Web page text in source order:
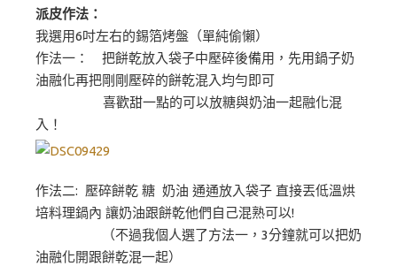
派皮作法：
我選用6吋左右的錫箔烤盤（單純偷懶）
作法一： 把餅乾放入袋子中壓碎後備用，先用鍋子奶
油融化再把剛剛壓碎的餅乾混入均勻即可
喜歡甜一點的可以放糖與奶油一起融化混
入！
作法二: 壓碎餅乾 糖 奶油 通通放入袋子 直接丟低溫烘
培料理鍋內 讓奶油跟餅乾他們自己混熟可以!
（不過我個人選了方法一，3分鐘就可以把奶
油融化開跟餅乾混一起）